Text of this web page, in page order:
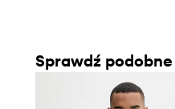
Sprawdź